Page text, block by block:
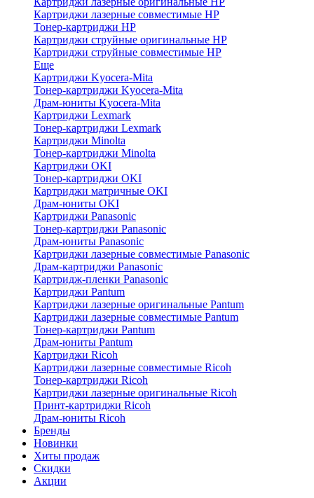
Картриджи лазерные совместимые HP
Тонер-картриджи HP
Картриджи струйные оригинальные HP
Картриджи струйные совместимые HP
Еще
Картриджи Kyocera-Mita
Тонер-картриджи Kyocera-Mita
Драм-юниты Kyocera-Mita
Картриджи Lexmark
Тонер-картриджи Lexmark
Картриджи Minolta
Тонер-картриджи Minolta
Картриджи OKI
Тонер-картриджи OKI
Картриджи матричные OKI
Драм-юниты OKI
Картриджи Panasonic
Тонер-картриджи Panasonic
Драм-юниты Panasonic
Картриджи лазерные совместимые Panasonic
Драм-картриджи Panasonic
Картридж-пленки Panasonic
Картриджи Pantum
Картриджи лазерные оригинальные Pantum
Картриджи лазерные совместимые Pantum
Тонер-картриджи Pantum
Драм-юниты Pantum
Картриджи Ricoh
Картриджи лазерные совместимые Ricoh
Тонер-картриджи Ricoh
Картриджи лазерные оригинальные Ricoh
Принт-картриджи Ricoh
Драм-юниты Ricoh
Бренды
Новинки
Хиты продаж
Скидки
Акции